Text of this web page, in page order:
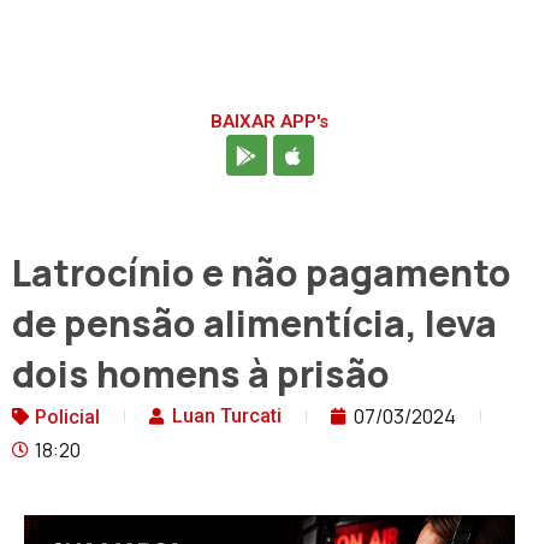
BAIXAR APP's
Latrocínio e não pagamento
de pensão alimentícia, leva
dois homens à prisão
Policial Luan Turcati
07/03/2024
18:20